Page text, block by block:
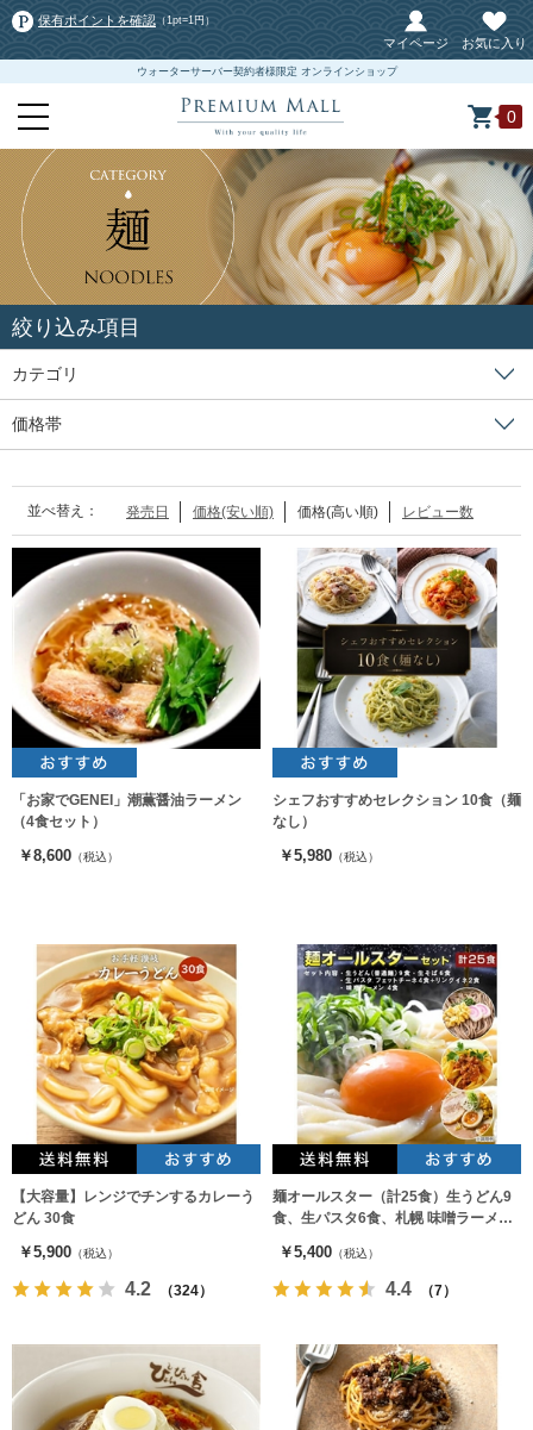
保有ポイントを確認 （1pt=1円）
マイページ お気に入り
ウォーターサーバー契約者様限定 オンラインショップ
0
絞り込み項目
カテゴリ
価格帯
並べ替え： 発売日 価格(安い順) 価格(高い順) レビュー数
「お家でGENEI」潮薫醤油ラーメン
（4食セット）
￥8,600 （税込）
シェフおすすめセレクション 10食（麺
なし）
￥5,980 （税込）
【大容量】レンジでチンするカレーう
どん 30食
￥5,900 （税込）
4.2 （324）
麺オールスター（計25食）生うどん9
食、生パスタ6食、札幌 味噌ラーメン4
￥5,400 （税込）
4.4 （7）